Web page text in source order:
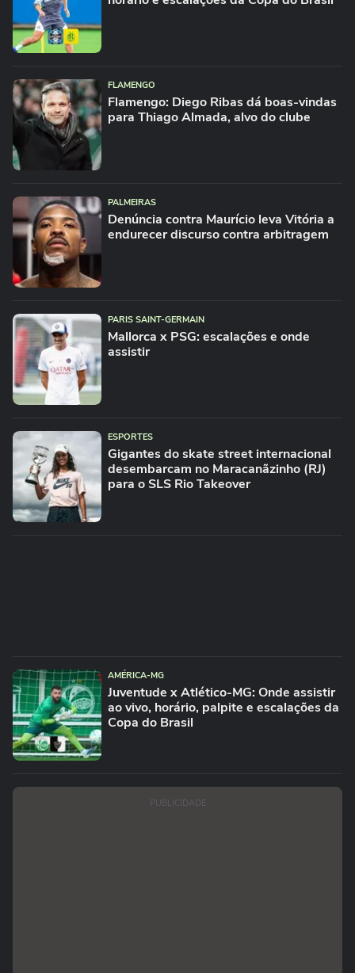
FLAMENGO
Flamengo: Diego Ribas dá boas-vindas
para Thiago Almada, alvo do clube
PALMEIRAS
Denúncia contra Maurício leva Vitória a
endurecer discurso contra arbitragem
PARIS SAINT-GERMAIN
Mallorca x PSG: escalações e onde
assistir
ESPORTES
Gigantes do skate street internacional
desembarcam no Maracanãzinho (RJ)
para o SLS Rio Takeover
AMÉRICA-MG
Juventude x Atlético-MG: Onde assistir
ao vivo, horário, palpite e escalações da
Copa do Brasil
PUBLICIDADE